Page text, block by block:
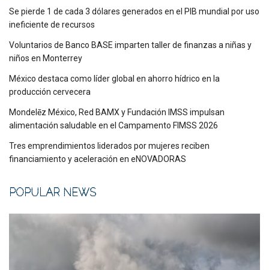
Se pierde 1 de cada 3 dólares generados en el PIB mundial por uso
ineficiente de recursos
Voluntarios de Banco BASE imparten taller de finanzas a niñas y
niños en Monterrey
México destaca como líder global en ahorro hídrico en la
producción cervecera
Mondelēz México, Red BAMX y Fundación IMSS impulsan
alimentación saludable en el Campamento FIMSS 2026
Tres emprendimientos liderados por mujeres reciben
financiamiento y aceleración en eNOVADORAS
POPULAR NEWS